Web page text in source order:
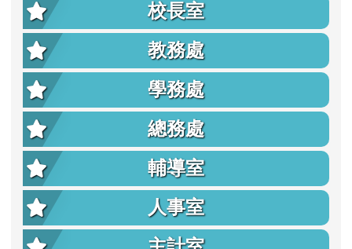
校長室
教務處
學務處
總務處
輔導室
人事室